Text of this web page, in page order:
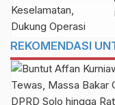
REKOMENDASI